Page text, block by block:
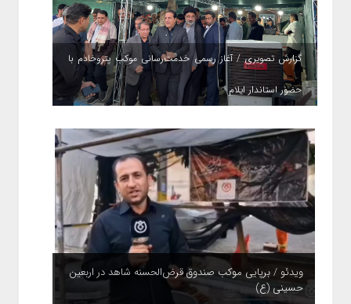
گزارش تصویری / آغاز رسمی خدمت‌رسانی موکب پتروخادم با
حضور استاندار ایلام
ویدئو / برپایی موکب صندوق قرض‌الحسنه شاهد در اربعین
حسینی (ع)